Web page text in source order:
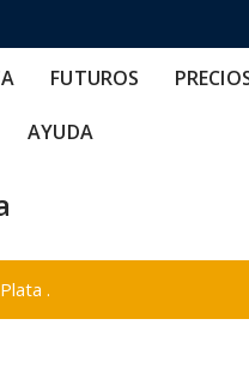
FUTUROS
AYUDA
.